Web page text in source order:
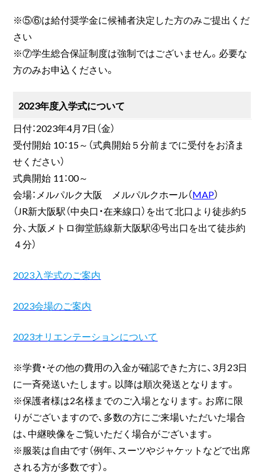
※⑤⑥は給付奨学金に候補者決定した方のみご提出くだ
さい
※⑦学生総合保証制度は強制ではございません。必要な
方のみお申込ください。
2023年度入学式について
日付：2023年4月7日（金）
受付開始 10：15～（式典開始５分前までに受付をお済ま
せください）
式典開始 11：00～
会場：メルパルク大阪 メルパルクホール（MAP）
（JR新大阪駅（中央口・在来線口）を出て北口より徒歩約5
分、大阪メトロ御堂筋線新大阪駅④号出口を出て徒歩約
４分）
2023入学式のご案内
2023会場のご案内
2023オリエンテーションについて
※学費・その他の費用の入金が確認できた方に、3月23日
に一斉発送いたします。以降は順次発送となります。
※保護者様は2名様までのご入場となります。お席に限
りがございますので、多数の方にご来場いただいた場合
は、中継映像をご覧いただく場合がございます。
※服装は自由です（例年、スーツやジャケットなどで出席
される方が多数です）。